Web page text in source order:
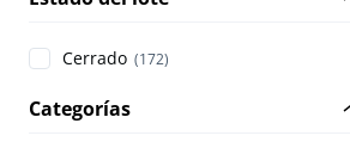
Cerrado (172)
Categorías